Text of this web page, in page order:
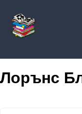
Лорънс